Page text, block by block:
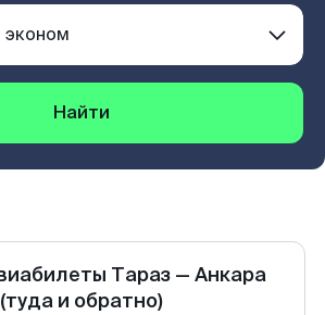
Найти
Тараз — Анкара
(туда и обратно)